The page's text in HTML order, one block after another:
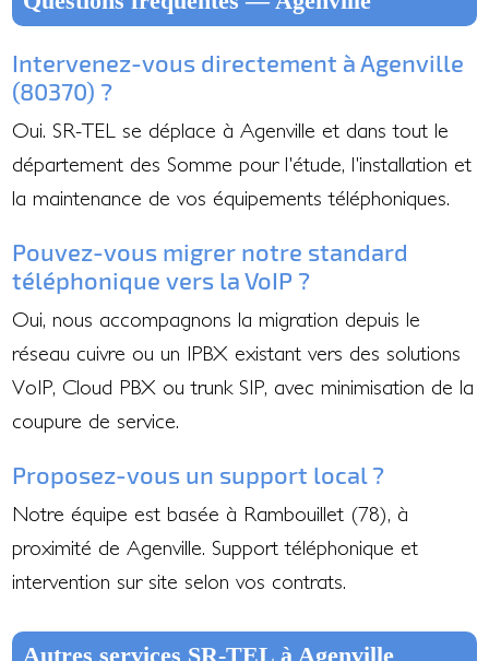
Intervenez-vous directement à Agenville
(80370) ?
Oui. SR-TEL se déplace à Agenville et dans tout le
département des Somme pour l'étude, l'installation et
la maintenance de vos équipements téléphoniques.
Pouvez-vous migrer notre standard
téléphonique vers la VoIP ?
Oui, nous accompagnons la migration depuis le
réseau cuivre ou un IPBX existant vers des solutions
VoIP, Cloud PBX ou trunk SIP, avec minimisation de la
coupure de service.
Proposez-vous un support local ?
Notre équipe est basée à Rambouillet (78), à
proximité de Agenville. Support téléphonique et
intervention sur site selon vos contrats.
Autres services SR-TEL à Agenville